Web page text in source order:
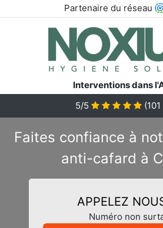
Partenaire du réseau
Interventions dans
5/5
(101
Faites confiance à
anti-cafard à
APPELEZ
Numéro non